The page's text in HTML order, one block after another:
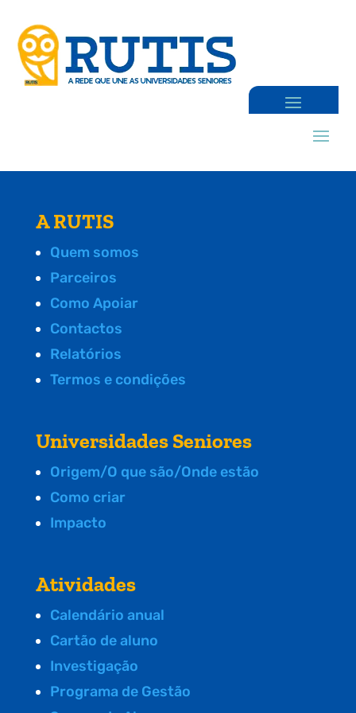
A RUTIS
Quem somos
Parceiros
Como Apoiar
Contactos
Relatórios
Termos e condições
Universidades Seniores
Origem/O que são/Onde estão
Como criar
Impacto
Atividades
Calendário anual
Cartão de aluno
Investigação
Programa de Gestão